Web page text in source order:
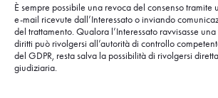
È sempre possibile una revoca del consenso tramite
e-mail ricevute dall’Interessato o inviando
del trattamento. Qualora l’Interessato ravvisasse
diritti può rivolgersi all’autorità di controllo
del GDPR, resta salva la possibilità di rivolgersi
giudiziaria.